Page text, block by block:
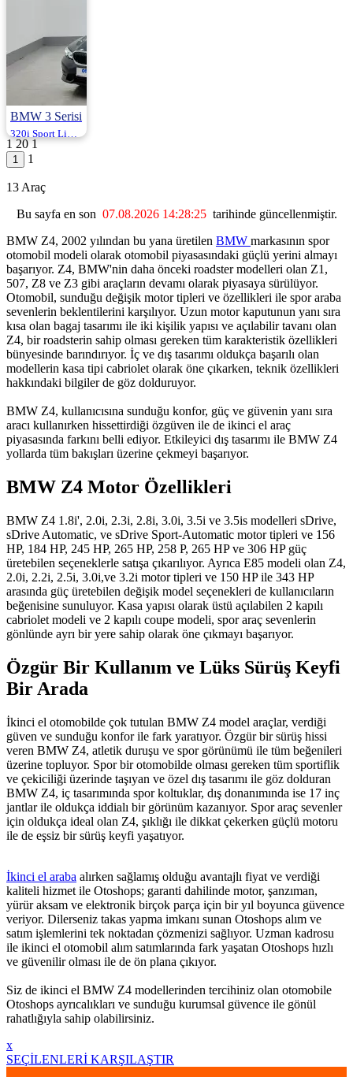
BMW 3 Serisi
2022 | Otomatik |
Benzin | 84.951
Km
2.950.000
1 20 1
1
13 Araç
Bu sayfa en son 07.08.2026 14:28:25tarihinde güncellenmiştir.
BMW Z4, 2002 yılından bu yana üretilen BMW markasının spor
otomobil modeli olarak otomobil piyasasındaki güçlü yerini almayı
başarıyor. Z4, BMW'nin daha önceki roadster modelleri olan Z1,
507, Z8 ve Z3 gibi araçların devamı olarak piyasaya sürülüyor.
Otomobil, sunduğu değişik motor tipleri ve özellikleri ile spor araba
sevenlerin beklentilerini karşılıyor. Uzun motor kaputunun yanı sıra
kısa olan bagaj tasarımı ile iki kişilik yapısı ve açılabilir tavanı olan
Z4, bir roadsterin sahip olması gereken tüm karakteristik özellikleri
bünyesinde barındırıyor. İç ve dış tasarımı oldukça başarılı olan
modellerin kasa tipi cabriolet olarak öne çıkarken, teknik özellikleri
hakkındaki bilgiler de göz dolduruyor.
BMW Z4, kullanıcısına sunduğu konfor, güç ve güvenin yanı sıra
aracı kullanırken hissettirdiği özgüven ile de ikinci el araç
piyasasında farkını belli ediyor. Etkileyici dış tasarımı ile BMW Z4
yollarda tüm bakışları üzerine çekmeyi başarıyor.
BMW Z4 Motor Özellikleri
BMW Z4 1.8i', 2.0i, 2.3i, 2.8i, 3.0i, 3.5i ve 3.5is modelleri sDrive,
sDrive Automatic, ve sDrive Sport-Automatic motor tipleri ve 156
HP, 184 HP, 245 HP, 265 HP, 258 P, 265 HP ve 306 HP güç
üretebilen seçeneklerle satışa çıkarılıyor. Ayrıca E85 modeli olan Z4,
2.0i, 2.2i, 2.5i, 3.0i,ve 3.2i motor tipleri ve 150 HP ile 343 HP
arasında güç üretebilen değişik model seçenekleri de kullanıcıların
beğenisine sunuluyor. Kasa yapısı olarak üstü açılabilen 2 kapılı
cabriolet modeli ve 2 kapılı coupe modeli, spor araç sevenlerin
gönlünde ayrı bir yere sahip olarak öne çıkmayı başarıyor.
Özgür Bir Kullanım ve Lüks Sürüş Keyfi
Bir Arada
İkinci el otomobilde çok tutulan BMW Z4 model araçlar, verdiği
güven ve sunduğu konfor ile fark yaratıyor. Özgür bir sürüş hissi
veren BMW Z4, atletik duruşu ve spor görünümü ile tüm beğenileri
üzerine topluyor. Spor bir otomobilde olması gereken tüm sportiflik
ve çekiciliği üzerinde taşıyan ve özel dış tasarımı ile göz dolduran
BMW Z4, iç tasarımında spor koltuklar, dış donanımında ise 17 inç
jantlar ile oldukça iddialı bir görünüm kazanıyor. Spor araç sevenler
için oldukça ideal olan Z4, şıklığı ile dikkat çekerken güçlü motoru
ile de eşsiz bir sürüş keyfi yaşatıyor.
İkinci el araba alırken sağlamış olduğu avantajlı fiyat ve verdiği
kaliteli hizmet ile Otoshops; garanti dahilinde motor, şanzıman,
yürür aksam ve elektronik birçok parça için bir yıl boyunca güvence
veriyor. Dilerseniz takas yapma imkanı sunan Otoshops alım ve
satım işlemlerini tek noktadan çözmenizi sağlıyor. Uzman kadrosu
ile ikinci el otomobil alım satımlarında fark yaşatan Otoshops hızlı
ve güvenilir olması ile de ön plana çıkıyor.
Siz de ikinci el BMW Z4 modellerinden tercihiniz olan otomobile
Otoshops ayrıcalıkları ve sunduğu kurumsal güvence ile gönül
rahatlığıyla sahip olabilirsiniz.
x
SEÇİLENLERİ KARŞILAŞTIR